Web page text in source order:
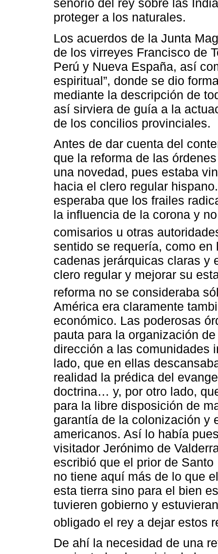
señorío del rey sobre las
proteger a los naturales.
Los acuerdos de la Junta
de los virreyes Francisco de
Perú y Nueva España, así
espiritual”, donde se dio
mediante la descripción de
así sirviera de guía a la
de los concilios provinciales.
Antes de dar cuenta del
que la reforma de las
una novedad, pues estaba
hacia el clero regular
esperaba que los frailes
la influencia de la corona y
comisarios u otras
sentido se requería, como
cadenas jerárquicas claras y
clero regular y mejorar su
reforma no se consideraba
América era claramente
económico. Las poderosas
pauta para la organización
dirección a las comunidades
lado, que en ellas
realidad la prédica del
doctrina… y, por otro lado,
para la libre disposición de
garantía de la colonización y
americanos. Así lo había
visitador Jerónimo de
escribió que el prior de
no tiene aquí más de lo que
esta tierra sino para el bien
tuvieren gobierno y
obligado el rey a dejar estos
De ahí la necesidad de una